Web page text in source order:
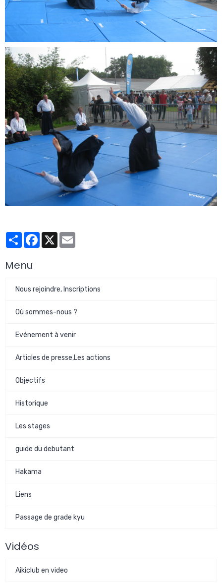
PartagerFacebook
X
Menu
Nous rejoindre, Inscriptions
Où sommes-nous ?
Evénement à venir
Articles de presse,Les actions
Objectifs
Historique
Les stages
guide du debutant
Hakama
Liens
Passage de grade kyu
Vidéos
Aikiclub en video